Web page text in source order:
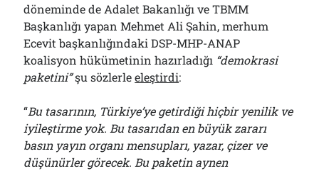
Er Gaziler 20 Gün Sonra Gelen MSB Heyetine Böyle İsyan Etti:“Bizi
Teröristlere G……yle Güldürdünüz”
01/08/2026
Papazın “Komutanı” Ayasofya ve Patrikhane İçin ABD’yi Göreve
Çağırdı!..
31/07/2026
29/07/2026
Arşivler
döneminde de Adalet Bakanlığı ve TBMM
Başkanlığı yapan Mehmet Ali Şahin, merhum
Ecevit başkanlığındaki DSP-MHP-ANAP
koalisyon hükümetinin hazırladığı “demokrasi
paketini”şu sözlerleeleştirdi:
“Bu tasarının, Türkiye’ye getirdiği hiçbir yenilik ve
iyileştirme yok. Bu tasarıdan en büyük zararı
basın yayın organı mensupları, yazar, çizer ve
düşünürler görecek. Bu paketin aynen